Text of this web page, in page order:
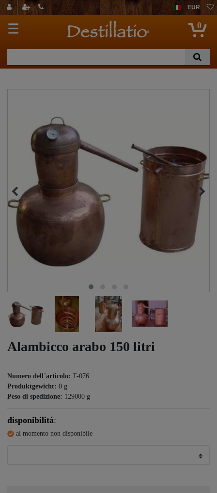
EUR
☰ 0
Alambicco arabo 150 litri
Numero dell´articolo: T-076
Produktgewicht: 0 g
Peso di spedizione: 129000 g
disponibilitá:
al momento non disponibile